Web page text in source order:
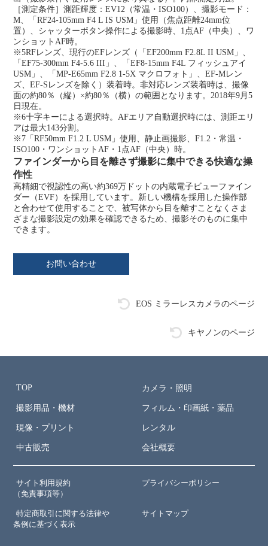
［測定条件］測距輝度：EV12（常温・ISO100）、撮影モード：
M、「RF24-105mm F4 L IS USM」使用（焦点距離24mm位
置）、シャッターボタン操作による撮影時、1点AF（中央）、ワ
ンショットAF時。
※5RFレンズ、現行のEFレンズ（「EF200mm F2.8L II USM」、
「EF75-300mm F4-5.6 III」、「EF8-15mm F4L フィッシュアイ
USM」、「MP-E65mm F2.8 1-5X マクロフォト」、EF-Mレン
ズ、EF-Sレンズを除く）装着時。非対応レンズ装着時は、撮像
面の約80％（縦）×約80％（横）の範囲となります。2018年9月5
日現在。
※6十字キーによる選択時。AFエリア自動選択時には、測距エリ
アは最大143分割。
※7 「RF50mm F1.2 L USM」使用、静止画撮影、F1.2・常温・
ISO100・ワンショットAF・1点AF（中央）時。
ファインダーから目を離さず撮影に集中できる快適な操
作性
高精細で視認性の高い約369万ドットの内蔵電子ビューファイン
ダー（EVF）を採用しています。新しい機構を採用した操作部
と合わせて使用することで、被写体から目を離すことなくさま
ざまな撮影設定の効果を確認できるため、撮影そのものに集中
できます。
お問い合わせ
EOS ミラーレスカメラのページ
キヤノンのページ
TOP カメラ・照明
撮影用品・機材 フィルム・印画紙・薬品
現像・プリント レンタル
中古販売 会社概要
サイト利用規約
（免責事項等）
プライバシーポリシー
特定商取引に関する法律や
条例に基づく表示
サイトマップ